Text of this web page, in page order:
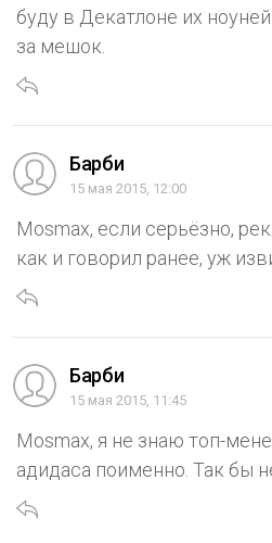
буду в Декатлоне их
за мешок.
Барби
15 мая 2015, 12:00
Mosmax, если серьёзно,
как и говорил ранее, уж
Барби
15 мая 2015, 11:45
Mosmax, я не знаю топ-
адидаса поименно. Так бы